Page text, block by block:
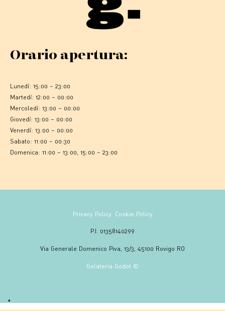
Orario apertura:
Lunedì: 15:00 – 23:00
Martedì: 12:00 – 00:00
Mercoledì: 13:00 – 00:00
Giovedì: 13:00 – 00:00
Venerdì: 13:00 – 00:00
Sabato: 11:00 – 00:30
Domenica: 11:00 – 13:00, 15:00 – 23:00
Privacy Policy Cookie Policy
P.I. 01358140299
Via Generale Domenico Piva, 13/3, 45100 Rovigo RO
Gelateria Godot ©